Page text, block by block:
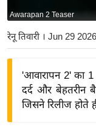
ज़
ने
स
द्यो
Awarapan 2 Teaser
रेनू तिवारी । Jun 29
'आवारापन 2' का 1
दर्द और बेहतरीन
जिसने रिलीज होते